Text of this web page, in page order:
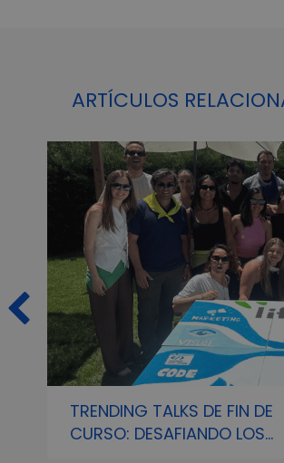
ARTÍCULOS
TRENDING TALKS DE FIN DE
CURSO: DESAFIANDO LOS